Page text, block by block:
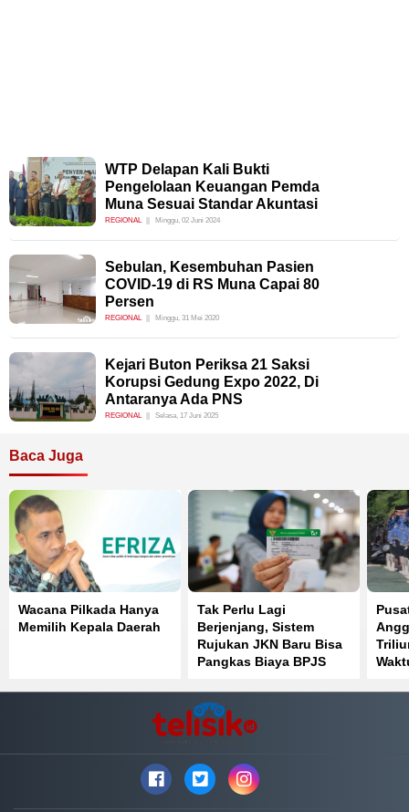
WTP Delapan Kali Bukti
Pengelolaan Keuangan Pemda
Muna Sesuai Standar Akuntasi
REGIONAL Minggu, 02 Juni 2024
Sebulan, Kesembuhan Pasien
COVID-19 di RS Muna Capai 80
Persen
REGIONAL Minggu, 31 Mei 2020
Kejari Buton Periksa 21 Saksi
Korupsi Gedung Expo 2022, Di
Antaranya Ada PNS
REGIONAL Selasa, 17 Juni 2025
Baca Juga
Wacana Pilkada Hanya
Memilih Kepala Daerah
Tak Perlu Lagi
Berjenjang, Sistem
Rujukan JKN Baru Bisa
Pangkas Biaya BPJS
Persen